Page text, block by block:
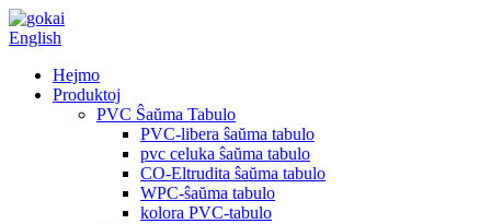
English
Hejmo
Produktoj
PVC Ŝaŭma Tabulo
PVC-libera ŝaŭma tabulo
pvc celuka ŝaŭma tabulo
CO-Eltrudita ŝaŭma tabulo
WPC-ŝaŭma tabulo
kolora PVC-tabulo